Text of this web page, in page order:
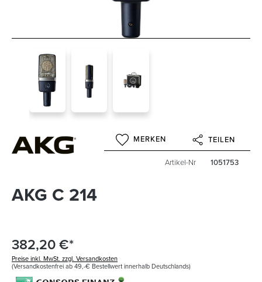
MERKEN TEILEN
Artikel-Nr 1051753
AKG C 214
382,20 €*
Preise inkl. MwSt. zzgl. Versandkosten
(Versandkostenfrei ab 49,-€ Bestellwert innerhalb Deutschlands)